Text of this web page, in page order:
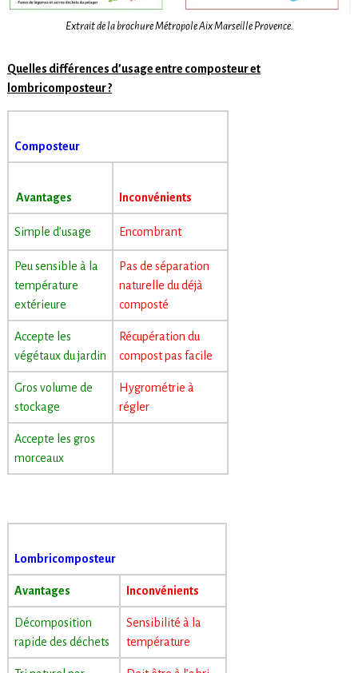
Extrait de la brochure Métropole Aix Marseille Provence.
Quelles différences d’usage entre composteur et
lombricomposteur ?
Composteur
Avantages Inconvénients
Simple d’usage Encombrant
Peu sensible à la
température
extérieure
Pas de séparation
naturelle du déjà
composté
Accepte les
végétaux du jardin
Récupération du
compost pas facile
Gros volume de
stockage
Hygrométrie à
régler
Accepte les gros
morceaux
Lombricomposteur
Avantages Inconvénients
Décomposition
rapide des déchets
Sensibilité à la
température